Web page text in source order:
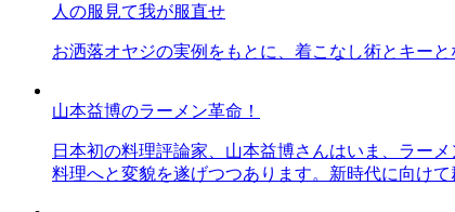
人の服見て我が服直せ
お洒落オヤジの実例をもとに、着こなし術とキー
山本益博のラーメン革命！
日本初の料理評論家、山本益博さんはいま、ラー
料理へと変貌を遂げつつあります。新時代に向け